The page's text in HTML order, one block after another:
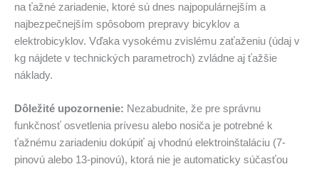
na ťažné zariadenie, ktoré sú dnes najpopulárnejším a
najbezpečnejším spôsobom prepravy bicyklov a
elektrobicyklov. Vďaka vysokému zvislému zaťaženiu (údaj v
kg nájdete v technických parametroch) zvládne aj ťažšie
náklady.
Dôležité upozornenie: Nezabudnite, že pre správnu
funkčnosť osvetlenia prívesu alebo nosiča je potrebné k
ťažnému zariadeniu dokúpiť aj vhodnú elektroinštaláciu (7-
pinovú alebo 13-pinovú), ktorá nie je automaticky súčasťou